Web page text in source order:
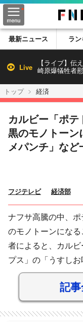
最新ニュース ラ
Live
【ライブ】伝
崎原爆犠牲者
トップ 経済
カルビー「ポテ
黒のモノトー
メパンチ」な
フジテレビ 経済部
ナフサ高騰の中、
のモノトーンにな
者によると、カル
プス」の「うすし
記